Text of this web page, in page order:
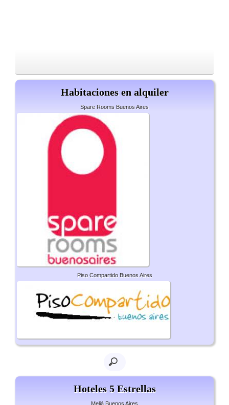
Habitaciones en alquiler
Spare Rooms Buenos Aires
Piso Compartido Buenos Aires
Hoteles 5 Estrellas
Meliá Buenos Aires